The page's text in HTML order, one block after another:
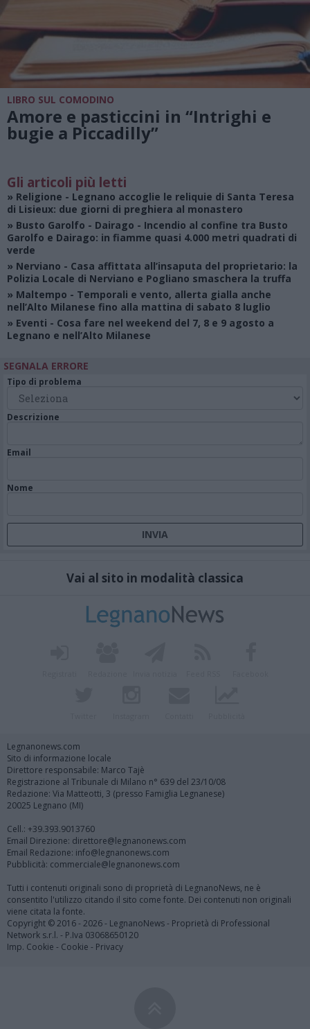
LIBRO SUL COMODINO
Amore e pasticcini in “Intrighi e
bugie a Piccadilly”
Gli articoli più letti
» Religione - Legnano accoglie le reliquie di Santa Teresa
di Lisieux: due giorni di preghiera al monastero
» Busto Garolfo - Dairago - Incendio al confine tra Busto
Garolfo e Dairago: in fiamme quasi 4.000 metri quadrati di
verde
» Nerviano - Casa affittata all’insaputa del proprietario: la
Polizia Locale di Nerviano e Pogliano smaschera la truffa
» Maltempo - Temporali e vento, allerta gialla anche
nell’Alto Milanese fino alla mattina di sabato 8 luglio
» Eventi - Cosa fare nel weekend del 7, 8 e 9 agosto a
Legnano e nell’Alto Milanese
SEGNALA ERRORE
Tipo di problema
Descrizione
Email
Nome
Vai al sito in modalità classica
Legnanonews.com
Sito di informazione locale
Direttore responsabile: Marco Tajè
Registrazione al Tribunale di Milano n° 639 del 23/10/08
Redazione: Via Matteotti, 3 (presso Famiglia Legnanese)
20025 Legnano (MI)
Cell.: +39.393.9013760
Email Direzione: direttore@legnanonews.com
Email Redazione: info@legnanonews.com
Pubblicità: commerciale@legnanonews.com
Tutti i contenuti originali sono di proprietà di LegnanoNews, ne è
consentito l'utilizzo citando il sito come fonte. Dei contenuti non originali
viene citata la fonte.
Copyright © 2016 - 2026 - LegnanoNews - Proprietà di Professional
Network s.r.l. - P.Iva 03068650120
Imp. Cookie - Cookie - Privacy